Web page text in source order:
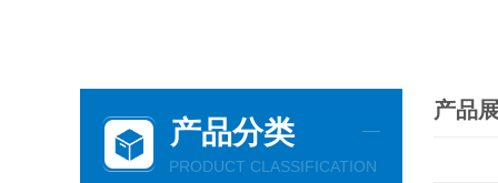
产品分类
PRODUCT CLASSIFICATION
产品